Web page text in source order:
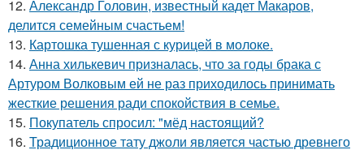
12. Александр Головин, известный кадет Макаров,
делится семейным счастьем!
13. Картошка тушенная с курицей в молоке.
14. Анна хилькевич призналась, что за годы брака с
Артуром Волковым ей не раз приходилось принимать
жесткие решения ради спокойствия в семье.
15. Покупатель спросил: "мёд настоящий?
16. Традиционное тату джоли является частью древнего